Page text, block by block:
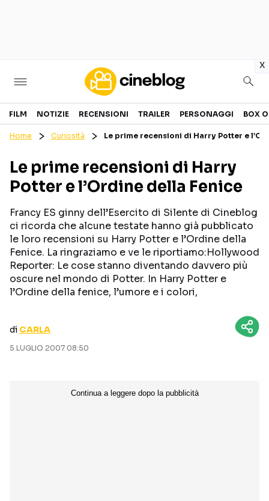
x
Cinema
GENERI
PERSONAGGI
CANALI STREAMING
Categorie
NOTIZIE
CURIOSITÀ
TRAILER
BOX OFFICE
FILM NOTIZIE RECENSIONI TRAILER PERSONAGGI BOX
Home Curiosità Le prime recensioni di Harry Potter e
Le prime recensioni di Harry
Potter e l’Ordine della Fenice
Francy ES ginny dell’Esercito di Silente di Cineblog
ci ricorda che alcune testate hanno già pubblicato
le loro recensioni su Harry Potter e l’Ordine della
Fenice. La ringraziamo e ve le riportiamo:Hollywood
Reporter: Le cose stanno diventando davvero più
oscure nel mondo di Potter. In Harry Potter e
l’Ordine della fenice, l’umore e i colori,
di CARLA
5 LUGLIO 2007 08:50